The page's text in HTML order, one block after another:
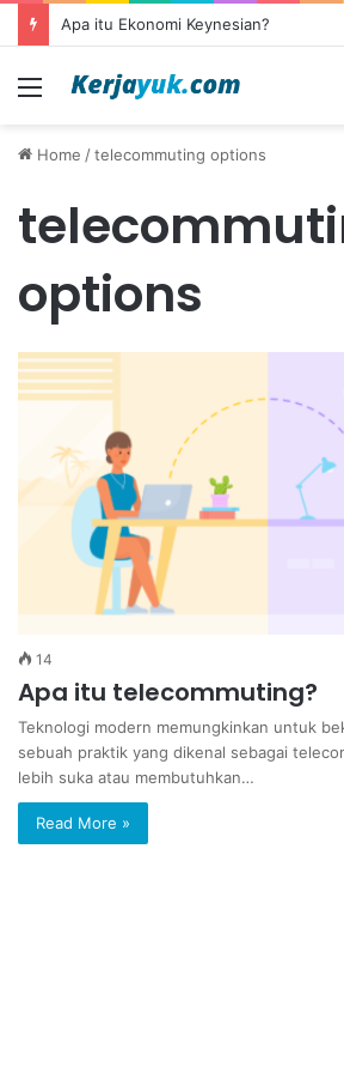
Apa itu Ekonomi Keynesian?
Menu
Home /telecommuting options
options
14
Apa itu telecommuting?
Teknologi modern memungkinkan untuk
sebuah praktik yang dikenal sebagai
lebih suka atau membutuhkan…
Read More »